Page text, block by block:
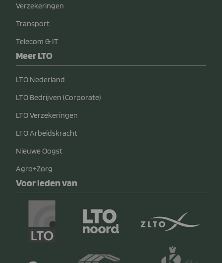
Verzekeringen
Transport
Telecom & IT
Meer LTO
LTO Nederland
LTO Bedrijven (Corporate)
LTO Verzekeringen
LTO Arbeidskracht
Nieuwe Oogst
Agro+Zorg
Voor leden van